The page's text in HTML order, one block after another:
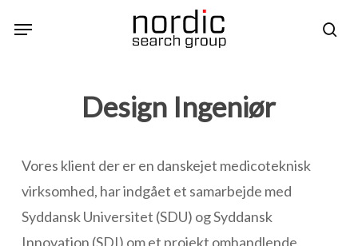
Menu
Design Ingeniør
Vores klient der er en danskejet medicoteknisk
virksomhed, har indgået et samarbejde med
Syddansk Universitet (SDU) og Syddansk
Innovation (SDI) om et projekt omhandlende